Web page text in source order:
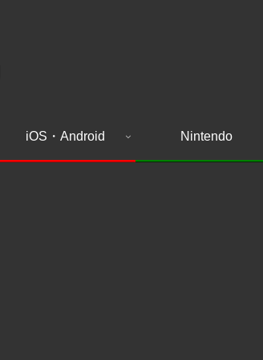
iOS・Android Nintendo